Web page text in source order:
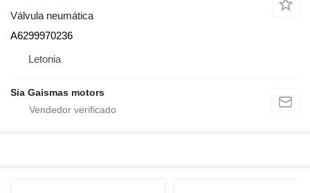
Válvula neumática
A6299970236
Letonia
Sia Gaismas motors